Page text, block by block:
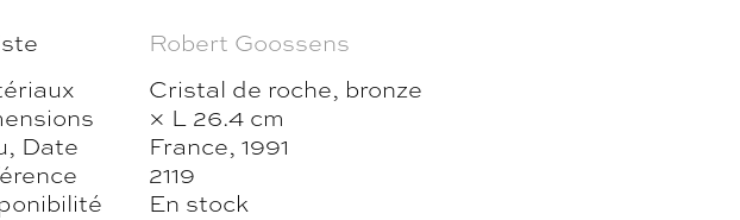
Robert Goossens
Cristal de roche, bronze
× L 26.4 cm
Date
France, 1991
2119
En stock